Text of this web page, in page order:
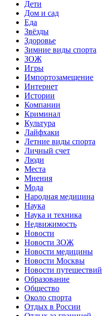
Дети
Дом и сад
Еда
Звёзды
Здоровье
Зимние виды спорта
ЗОЖ
Игры
Импортозамещение
Интернет
Истории
Компании
Криминал
Культура
Лайфхаки
Летние виды спорта
Личный счет
Люди
Места
Мнения
Мода
Народная медицина
Наука
Наука и техника
Недвижимость
Новости
Новости ЗОЖ
Новости медицины
Новости Москвы
Новости путешествий
Образование
Общество
Около спорта
Отдых в России